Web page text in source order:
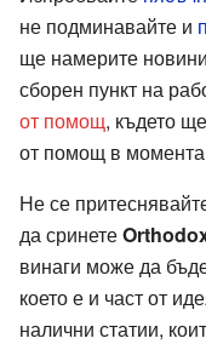
не подминавайте и
ще намерите
сборен пункт на
от помощ, където
от помощ в
Не се
да сринете
винаги може да
което е и част от
налични статии,